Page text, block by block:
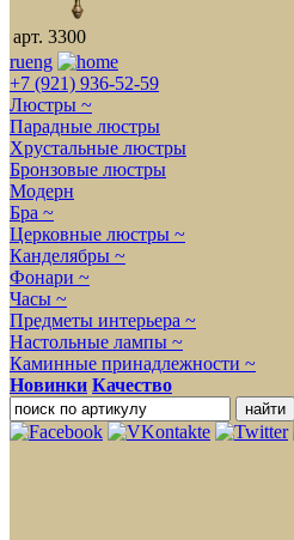
арт. 3300
rueng
+7 (921) 936-52-59
Люстры ~
Парадные люстры
Хрустальные люстры
Бронзовые люстры
Модерн
Бра ~
Церковные люстры ~
Канделябры ~
Фонари ~
Часы ~
Предметы интерьера ~
Настольные лампы ~
Каминные принадлежности ~
Новинки Качество